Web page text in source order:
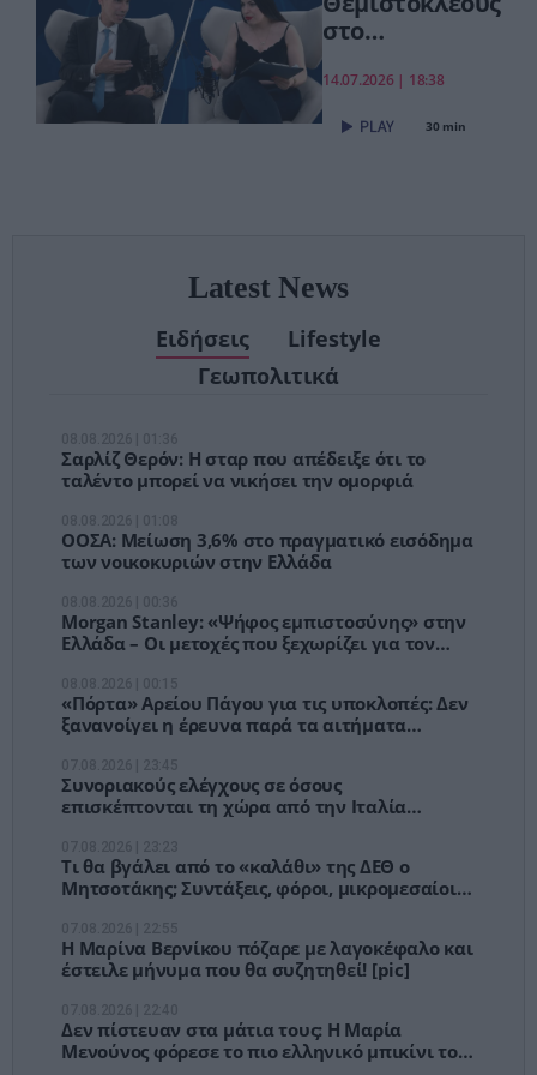
στο
«Το νέο ΕΣΥ
είναι ήδη εδώ
– Τέλος στις
14.07.2026 | 18:38
30 min
Latest News
Ειδήσεις
Lifestyle
Γεωπολιτικά
Σαρλίζ Θερόν: Η σταρ που απέδειξε ότι το
ταλέντο μπορεί να νικήσει την ομορφιά
ΟΟΣΑ: Μείωση 3,6% στο πραγματικό εισόδημα
των νοικοκυριών στην Ελλάδα
Morgan Stanley: «Ψήφος εμπιστοσύνης» στην
Ελλάδα – Οι μετοχές που ξεχωρίζει για τον
«Πόρτα» Αρείου Πάγου για τις υποκλοπές: Δεν
ξανανοίγει η έρευνα παρά τα αιτήματα
Συνοριακούς ελέγχους σε όσους
επισκέπτονται τη χώρα από την Ιταλία
Τι θα βγάλει από το «καλάθι» της ΔΕΘ ο
Μητσοτάκης; Συντάξεις, φόροι, μικρομεσαίοι
Η Μαρίνα Βερνίκου πόζαρε με λαγοκέφαλο και
έστειλε μήνυμα που θα συζητηθεί! [pic]
Δεν πίστευαν στα μάτια τους: Η Μαρία
Μενούνος φόρεσε το πιο ελληνικό μπικίνι του